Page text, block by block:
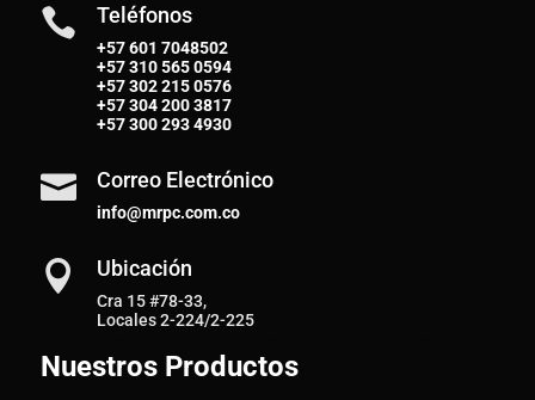
 Teléfonos
+57 601 7048502
+57310 565 0594
+57302 215 0576
+57304 200 3817
+57300 293 4930
 Correo Electrónico
info@mrpc.com.co
 Ubicación
Cra 15 #78-33,
Locales 2-224/2-225
Nuestros Productos